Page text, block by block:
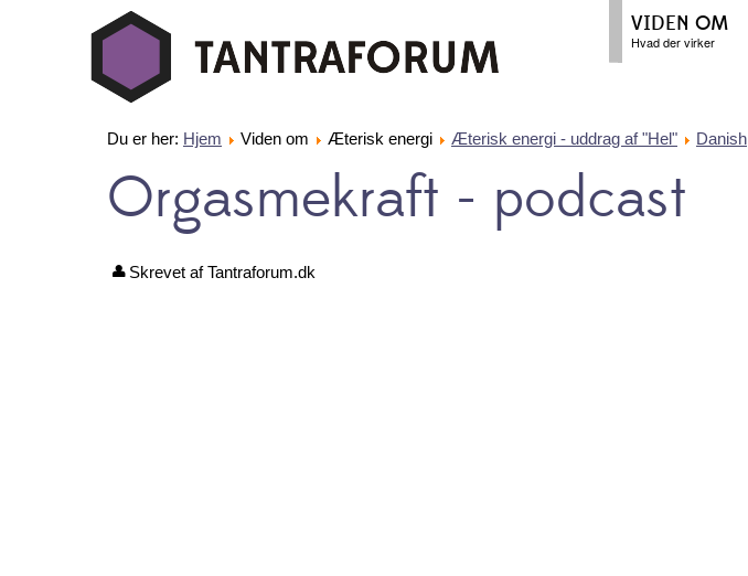
VIDEN OM
Hvad der virker
Du er her: Hjem Viden om Æterisk energi Æterisk energi - uddrag af "Hel" Danish
Orgasmekraft - podcast
Skrevet af Tantraforum.dk